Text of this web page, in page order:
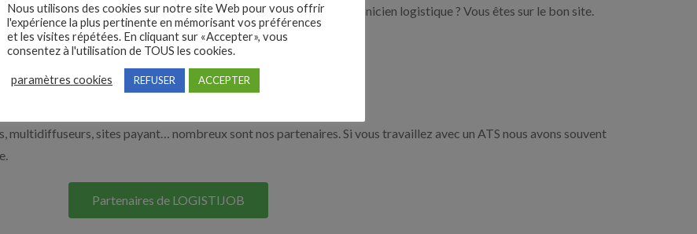
la logistique par exemple un acheteur, un cariste ou encore un technicien logistique ? Vous êtes sur le bon site.
cliquant sur le bouton ci-dessous.
Nos solutions entreprises
sites payant… nombreux sont nos partenaires. Si vous travaillez avec un ATS nous avons souvent
Partenaires de LOGISTIJOB
Nous utilisons des cookies sur notre site Web pour vous offrir
l'expérience la plus pertinente en mémorisant vos préférences
et les visites répétées. En cliquant sur «Accepter», vous
consentez à l'utilisation de TOUS les cookies.
paramètres cookies REFUSER ACCEPTER